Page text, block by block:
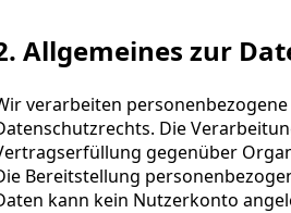
Allgemeines zur
verarbeiten
Die
gegenüber
Bereitstellung
kann kein Nutzerkonto